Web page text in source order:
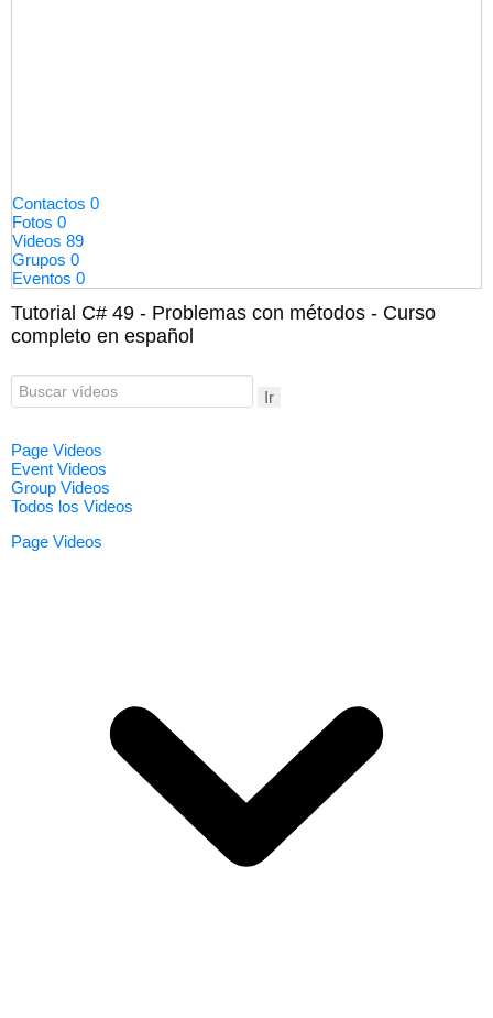
Contactos 0
Fotos 0
Videos 89
Grupos 0
Eventos 0
Tutorial C# 49 - Problemas con métodos - Curso
completo en español
Ir
Page Videos
Event Videos
Group Videos
Todos los Videos
Page Videos